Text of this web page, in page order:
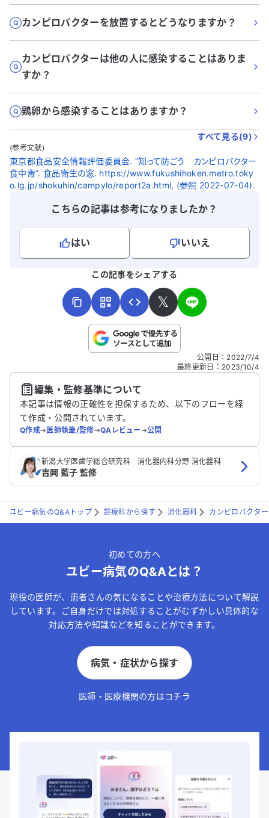
カンピロバクターを放置するとどうなりますか？
カンピロバクターは他の人に感染することはありま
すか？
鶏卵から感染することはありますか？
すべて見る(9)
(参考文献)
東京都食品安全情報評価委員会. “知って防ごう カンピロバクター
食中毒”. 食品衛生の窓. https://www.fukushihoken.metro.toky
o.lg.jp/shokuhin/campylo/report2a.html, (参照 2022-07-04).
こちらの記事は参考になりましたか？
はい
いいえ
こちらは送信専用のフォームです。氏名やご自身の病気の詳細な
送信する
この記事をシェアする
𝕏
公開日 ： 2022/7/4
最終更新日 ： 2023/10/4
編集・監修基準について
本記事は情報の正確性を担保するため、以下のフローを経
て作成・公開されています。
Q作成➔医師執筆/監修➔QAレビュー➔公開
新潟大学医歯学総合研究科 消化器内科分野 消化器科
吉岡 藍子 監修
ユビー病気のQ&Aトップ 診療科から探す 消化器科 カンピロバクター
初めての方へ
ユビー病気のQ&Aとは？
現役の医師が、患者さんの気になることや治療方法について解説
しています。ご自身だけでは対処することがむずかしい具体的な
対応方法や知識などを知ることができます。
病気・症状から探す
医師・医療機関の方はコチラ